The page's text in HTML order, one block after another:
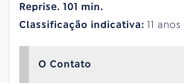
Reprise. 101 min.
Classificação indicativa: 11 anos
O Contato